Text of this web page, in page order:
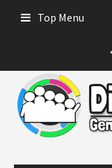
Top Menu